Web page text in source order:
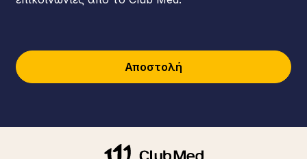
Αποστολή